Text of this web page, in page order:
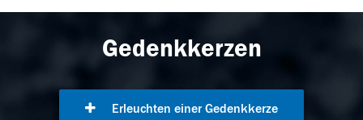
Gedenkkerzen
Erleuchten einer Gedenkkerze